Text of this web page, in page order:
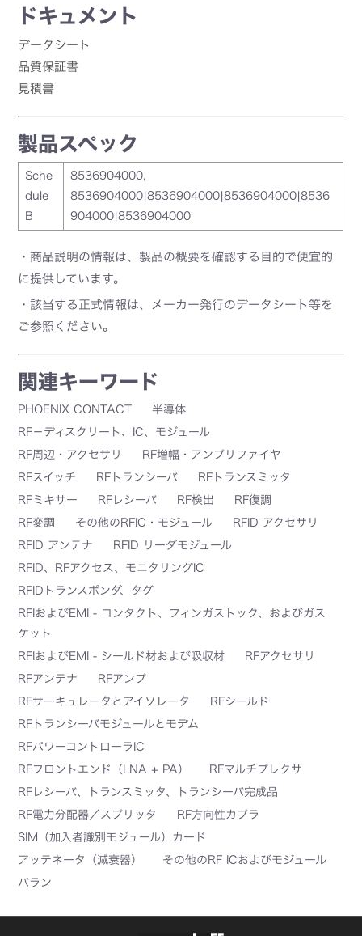
ドキュメント
データシート
品質保証書
見積書
製品スペック
Sche
dule
B
8536904000,
8536904000|8536904000|8536904000|8536
904000|8536904000
・商品説明の情報は、製品の概要を確認する目的で便宜的
に提供しています。
・該当する正式情報は、メーカー発行のデータシート等を
ご参照ください。
関連キーワード
PHOENIX CONTACT
半導体
RF－ディスクリート、IC、モジュール
RF周辺・アクセサリ
RF増幅・アンプリファイヤ
RFスイッチ
RFトランシーバ
RFトランスミッタ
RFミキサー
RFレシーバ RF検出
RF復調
RF変調
その他のRFIC・モジュール
RFID アクセサリ
RFID アンテナ
RFID リーダモジュール
RFID、RFアクセス、モニタリングIC
RFIDトランスポンダ、タグ
RFIおよびEMI - コンタクト、フィンガストック、およびガス
ケット
RFIおよびEMI - シールド材および吸収材
RFアクセサリ
RFアンテナ
RFアンプ
RFサーキュレータとアイソレータ
RFシールド
RFトランシーバモジュールとモデム
RFパワーコントローラIC
RFフロントエンド（LNA + PA）
RFマルチプレクサ
RFレシーバ、トランスミッタ、トランシーバ完成品
RF電力分配器／スプリッタ
RF方向性カプラ
SIM（加入者識別モジュール）カード
アッテネータ（減衰器）
その他のRF ICおよびモジュール
バラン